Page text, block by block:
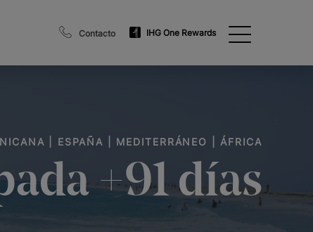
Contacto IHG One Rewards
| ESPAÑA | MEDITERRÁNEO | ÁFRICA
+91 días